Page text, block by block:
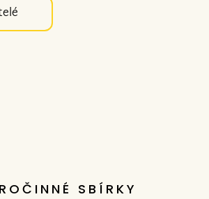
SBÍRKY